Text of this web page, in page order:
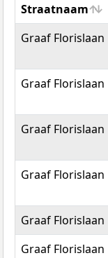
Straatnaam
Straatnaam
Graaf Florislaan
Graaf Florislaan
Graaf Florislaan
Graaf Florislaan
Graaf Florislaan
Graaf Florislaan